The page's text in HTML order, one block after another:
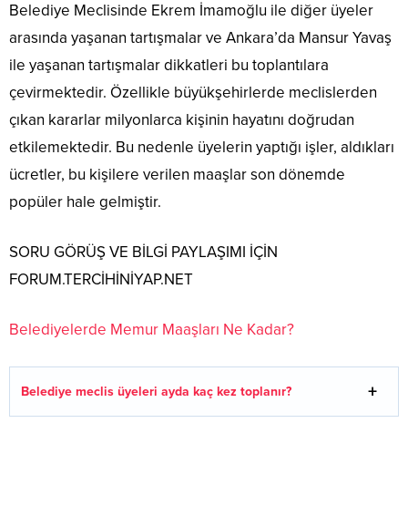
Belediye Meclisinde Ekrem İmamoğlu ile diğer üyeler
arasında yaşanan tartışmalar ve Ankara’da Mansur Yavaş
ile yaşanan tartışmalar dikkatleri bu toplantılara
çevirmektedir. Özellikle büyükşehirlerde meclislerden
çıkan kararlar milyonlarca kişinin hayatını doğrudan
etkilemektedir. Bu nedenle üyelerin yaptığı işler, aldıkları
ücretler, bu kişilere verilen maaşlar son dönemde
popüler hale gelmiştir.
SORU GÖRÜŞ VE BİLGİ PAYLAŞIMI İÇİN
FORUM.TERCİHİNİYAP.NET
Belediyelerde Memur Maaşları Ne Kadar?
Belediye meclis üyeleri ayda kaç kez toplanır?